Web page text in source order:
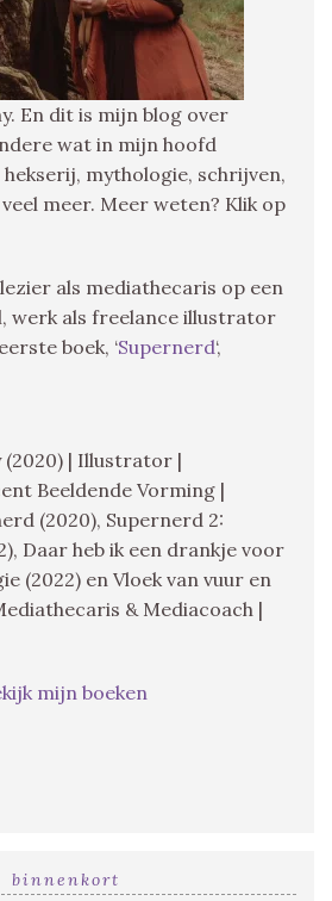
En dit is mijn blog over
wat in mijn hoofd
mythologie, schrijven,
meer. Meer weten? Klik op
als mediathecaris op een
werk als freelance illustrator
boek, ‘Supernerd‘,
(2020) | Illustrator |
Beeldende Vorming |
(2020), Supernerd 2:
Daar heb ik een drankje voor
(2022) en Vloek van vuur en
& Mediacoach |
mijn boeken
binnenkort